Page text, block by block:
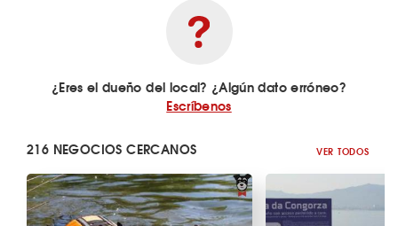
¿Eres el dueño del local? ¿Algún dato erróneo?
Escríbenos
216 NEGOCIOS CERCANOS VER TODOS